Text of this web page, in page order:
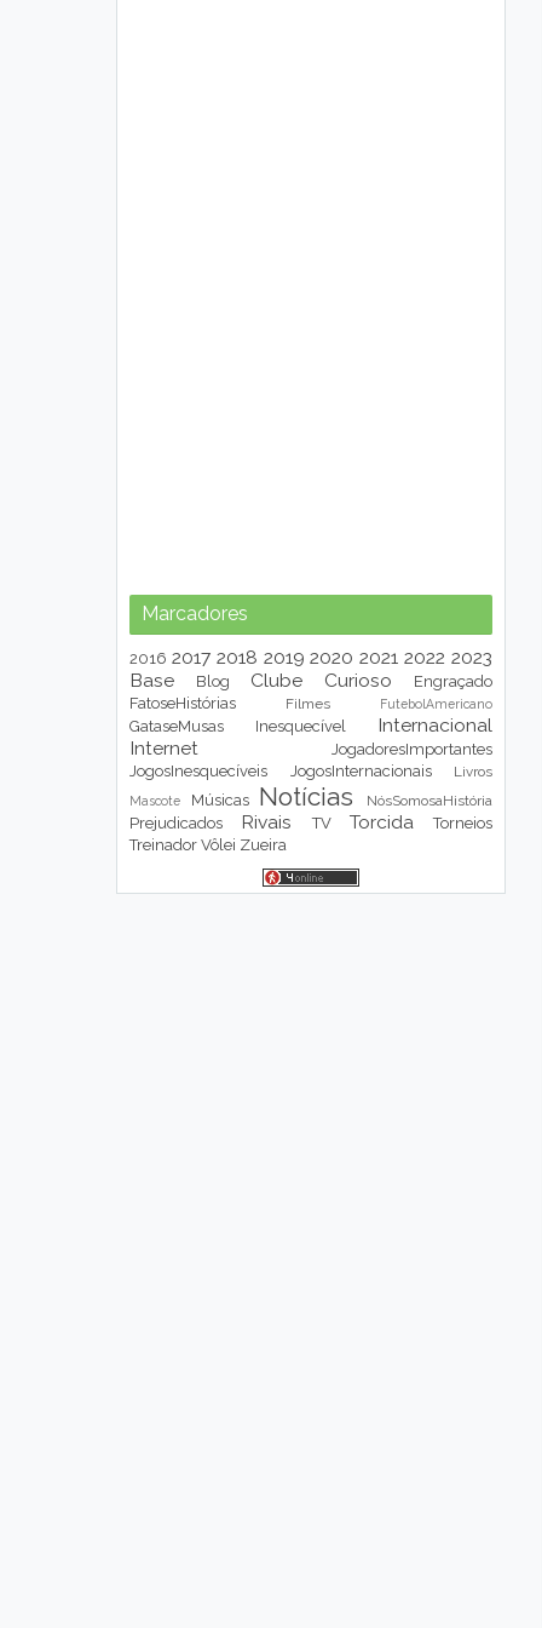
Marcadores
2016 2017 2018 2019 2020 2021 2022 2023
Base
Blog Clube Curioso
Engraçado
FatoseHistórias
Filmes FutebolAmericano
GataseMusas Inesquecível
Internacional
Internet
JogadoresImportantes
JogosInesquecíveis
JogosInternacionais Livros
Mascote Músicas Notícias NósSomosaHistória
Prejudicados Rivais TV Torcida
Torneios
Treinador Vôlei Zueira